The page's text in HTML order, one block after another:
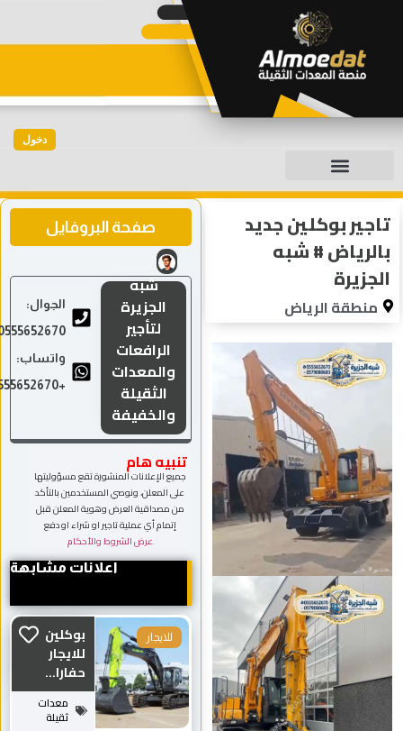
دخول
بوكلين جديد
# شبه
منطقة الرياض
صفحة البروفايل
شبه
الجزيرة
لتأجير
الرافعات
والمعدات
الثقيلة
والخفيفة
الجوال:
0555652670
واتساب:
+966555652670
تنبيه هام
جميع الإعلانات المنشورة تقع مسؤوليتها
على المعلن، ونوصي المستخدمين بالتأكد
من مصداقية العرض وهوية المعلن قبل
إتمام أي عملية تاجير او شراء او دفع
عرض الشروط والأحكام
اعلانات مشابهة
بوكلين
للايجار
حفارا...
معدات
ثقيلة
للايجار